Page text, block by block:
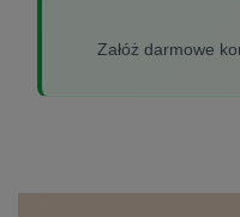
Załóż darmowe